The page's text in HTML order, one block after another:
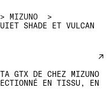
MIZUNO
SHADE ET VULCAN E
GTX DE CHEZ MIZUNO
EN TISSU, EN